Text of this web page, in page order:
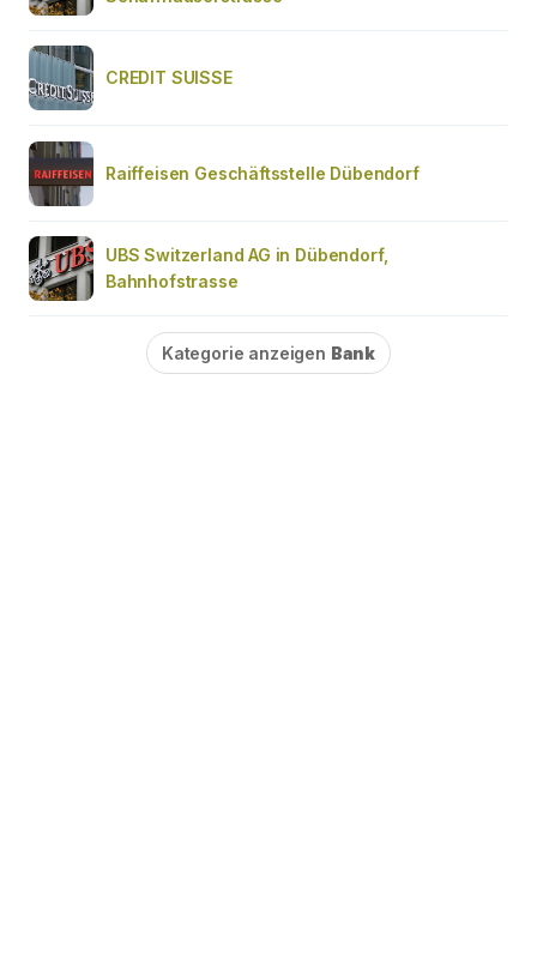
CREDIT SUISSE
Raiffeisen Geschäftsstelle Dübendorf
UBS Switzerland AG in Dübendorf,
Bahnhofstrasse
Kategorie anzeigen Bank